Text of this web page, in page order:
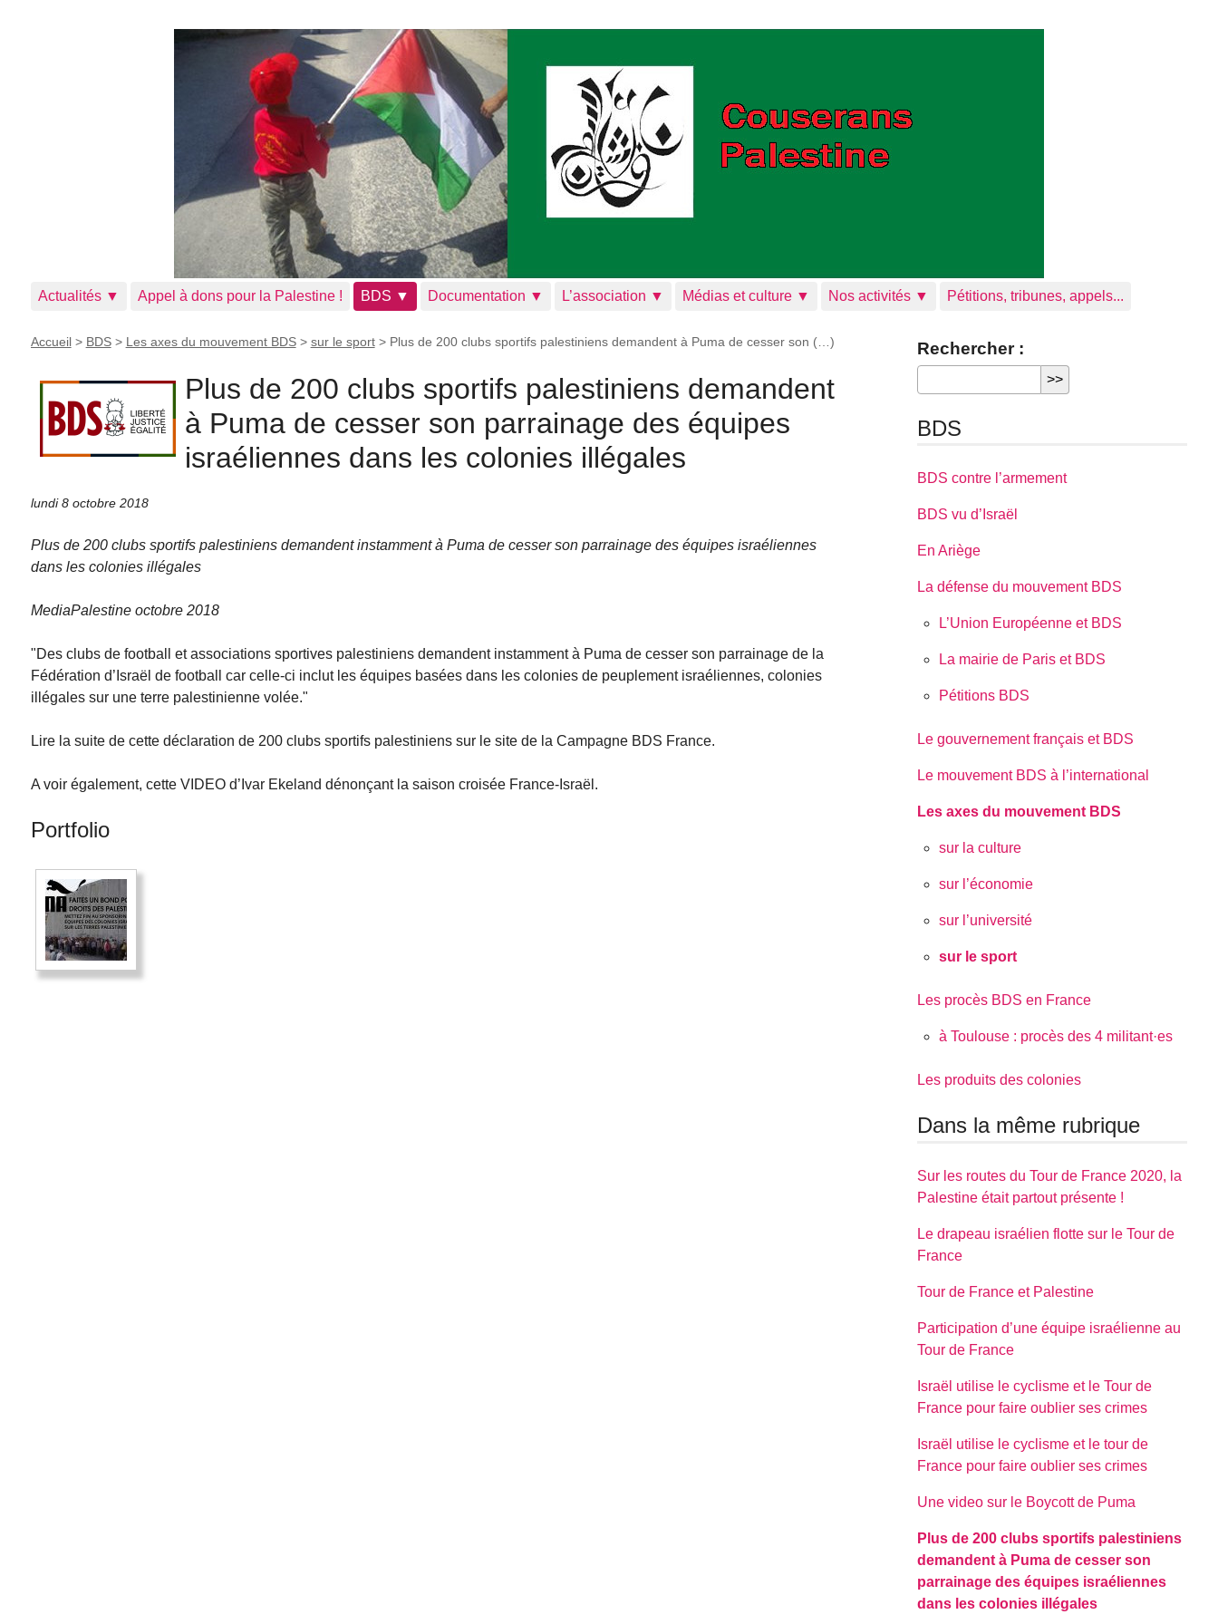
Actualités ▼ Appel à dons pour la Palestine ! BDS ▼ Documentation ▼ L’association ▼ Médias et culture ▼ Nos activités ▼ Pétitions, tribunes, appels...
Accueil> BDS> Les axes du mouvement BDS> sur le sport> Plus de 200 clubs sportifs palestiniens demandent à Puma de cesser son (…)
Plus de 200 clubs sportifs palestiniens demandent
à Puma de cesser son parrainage des équipes
israéliennes dans les colonies illégales
lundi 8 octobre 2018
Plus de 200 clubs sportifs palestiniens demandent instamment à Puma de cesser son parrainage des équipes israéliennes
dans les colonies illégales
MediaPalestine octobre 2018
"Des clubs de football et associations sportives palestiniens demandent instamment à Puma de cesser son parrainage de la
Fédération d’Israël de football car celle-ci inclut les équipes basées dans les colonies de peuplement israéliennes, colonies
illégales sur une terre palestinienne volée."
Lire la suite de cette déclaration de 200 clubs sportifs palestiniens sur le site de la Campagne BDS France.
A voir également, cette VIDEO d’Ivar Ekeland dénonçant la saison croisée France-Israël.
Portfolio
Rechercher :
BDS
BDS contre l’armement
BDS vu d’Israël
En Ariège
La défense du mouvement BDS
L’Union Européenne et BDS
La mairie de Paris et BDS
Pétitions BDS
Le gouvernement français et BDS
Le mouvement BDS à l’international
Les axes du mouvement BDS
sur la culture
sur l’économie
sur l’université
sur le sport
Les procès BDS en France
à Toulouse : procès des 4 militant·es
Les produits des colonies
Dans la même rubrique
Sur les routes du Tour de France 2020, la
Palestine était partout présente !
Le drapeau israélien flotte sur le Tour de
France
Tour de France et Palestine
Participation d’une équipe israélienne au
Tour de France
Israël utilise le cyclisme et le Tour de
France pour faire oublier ses crimes
Israël utilise le cyclisme et le tour de
France pour faire oublier ses crimes
Une video sur le Boycott de Puma
Plus de 200 clubs sportifs palestiniens
demandent à Puma de cesser son
parrainage des équipes israéliennes
dans les colonies illégales